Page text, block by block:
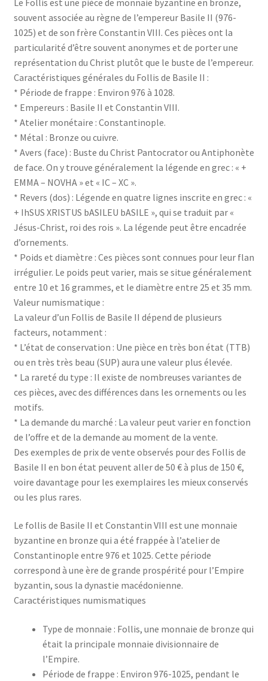
souvent associée au règne de l’empereur Basile II (976-
1025) et de son frère Constantin VIII. Ces pièces ont la
particularité d’être souvent anonymes et de porter une
représentation du Christ plutôt que le buste de l’empereur.
Caractéristiques générales du Follis de Basile II :
* Période de frappe : Environ 976 à 1028.
* Empereurs : Basile II et Constantin VIII.
* Atelier monétaire : Constantinople.
* Métal : Bronze ou cuivre.
* Avers (face) : Buste du Christ Pantocrator ou Antiphonète
de face. On y trouve généralement la légende en grec : « +
EMMA – NOVHA » et « IC – XC ».
* Revers (dos) : Légende en quatre lignes inscrite en grec : «
+ IhSUS XRISTUS bASILEU bASILE », qui se traduit par «
Jésus-Christ, roi des rois ». La légende peut être encadrée
d’ornements.
* Poids et diamètre : Ces pièces sont connues pour leur flan
irrégulier. Le poids peut varier, mais se situe généralement
entre 10 et 16 grammes, et le diamètre entre 25 et 35 mm.
Valeur numismatique :
La valeur d’un Follis de Basile II dépend de plusieurs
facteurs, notamment :
* L’état de conservation : Une pièce en très bon état (TTB)
ou en très très beau (SUP) aura une valeur plus élevée.
* La rareté du type : Il existe de nombreuses variantes de
ces pièces, avec des différences dans les ornements ou les
motifs.
* La demande du marché : La valeur peut varier en fonction
de l’offre et de la demande au moment de la vente.
Des exemples de prix de vente observés pour des Follis de
Basile II en bon état peuvent aller de 50 € à plus de 150 €,
voire davantage pour les exemplaires les mieux conservés
ou les plus rares.
Le follis de Basile II et Constantin VIII est une monnaie
byzantine en bronze qui a été frappée à l’atelier de
Constantinople entre 976 et 1025. Cette période
correspond à une ère de grande prospérité pour l’Empire
byzantin, sous la dynastie macédonienne.
Caractéristiques numismatiques
Type de monnaie : Follis, une monnaie de bronze qui
était la principale monnaie divisionnaire de
l’Empire.
Période de frappe : Environ 976-1025, pendant le